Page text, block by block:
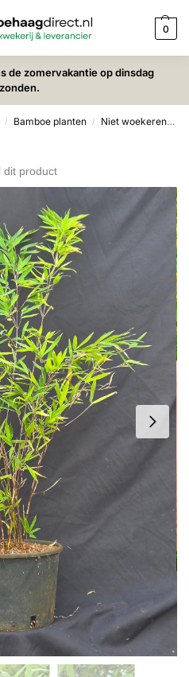
0
de zomervakantie op dinsdag
/ Bamboe planten / Niet woekerende bamboe
dit product